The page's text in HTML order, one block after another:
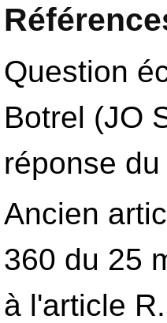
Question
Botrel (JO
réponse
Ancien
360 du 25
à l'article